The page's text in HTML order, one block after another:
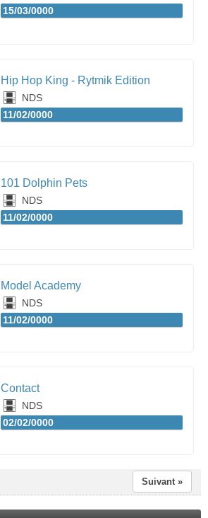
15/03/0000
Hip Hop King - Rytmik Edition
NDS
11/02/0000
101 Dolphin Pets
NDS
11/02/0000
Model Academy
NDS
11/02/0000
Contact
NDS
02/02/0000
Suivant »